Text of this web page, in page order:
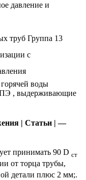
давление и
труб Группа 13
с
воды
ПЭ , выдерживающие
| Статьи | —
принимать 90 D ст
от торца трубы,
детали плюс 2 мм;.